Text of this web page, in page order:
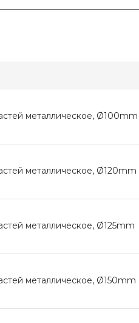
металлическое, Ø100mm
металлическое, Ø120mm
металлическое, Ø125mm
металлическое, Ø150mm